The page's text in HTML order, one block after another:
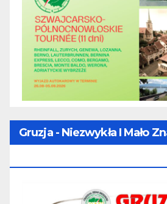
Gruzja - Niezwykła I Mało